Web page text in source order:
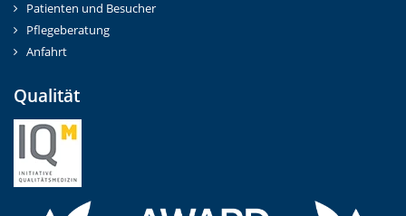
Patienten und Besucher
Pflegeberatung
Anfahrt
Qualität